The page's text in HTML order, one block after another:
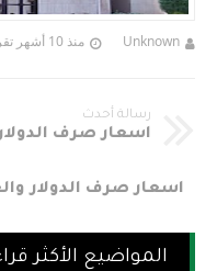
Unknown منذ 10 أشهر تقريبا
رسالة أحدث
المواضيع الأكثر